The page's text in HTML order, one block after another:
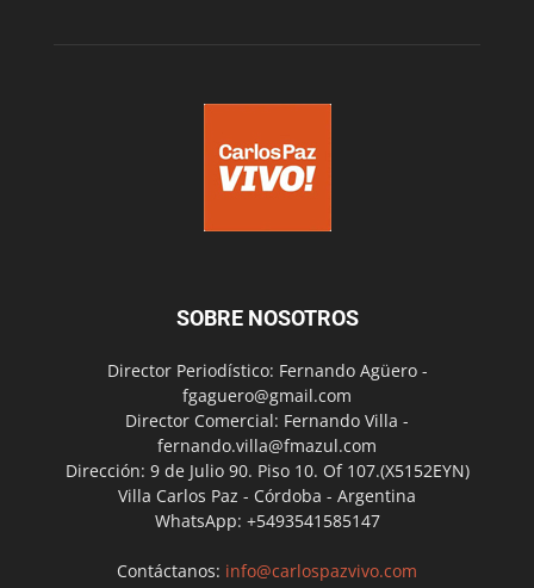
SOBRE NOSOTROS
Director Periodístico: Fernando Agüero -
fgaguero@gmail.com
Director Comercial: Fernando Villa -
fernando.villa@fmazul.com
Dirección: 9 de Julio 90. Piso 10. Of 107.(X5152EYN)
Villa Carlos Paz - Córdoba - Argentina
WhatsApp: +5493541585147
Contáctanos: info@carlospazvivo.com